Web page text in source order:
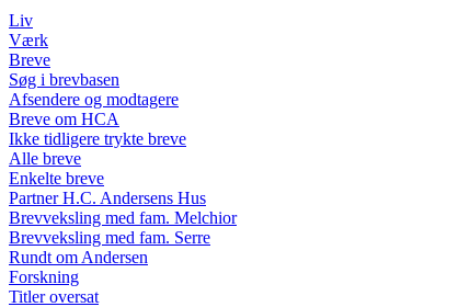
Liv
Værk
Breve
Søg i brevbasen
Afsendere og modtagere
Breve om HCA
Ikke tidligere trykte breve
Alle breve
Enkelte breve
Partner H.C. Andersens Hus
Brevveksling med fam. Melchior
Brevveksling med fam. Serre
Rundt om Andersen
Forskning
Titler oversat